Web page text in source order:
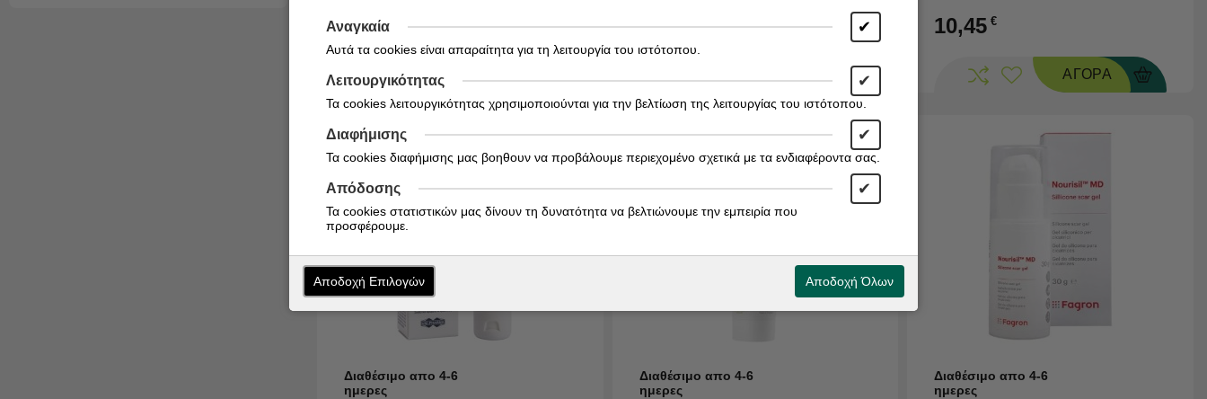
13,81 16,92 10,45 €
ΑΓΟΡΑ
Διαθέσιμο απο 4-6
ημερες
Διαθέσιμο απο 4-6
ημερες
Διαθέσιμο απο 4-6
ημερες
Αναγκαία ✔
Αυτά τα cookies είναι απαραίτητα για τη λειτουργία του ιστότοπου.
Λειτουργικότητας ✔
Τα cookies λειτουργικότητας χρησιμοποιούνται για την βελτίωση της λειτουργίας του ιστότοπου.
Διαφήμισης ✔
Τα cookies διαφήμισης μας βοηθουν να προβάλουμε περιεχομένο σχετικά με τα ενδιαφέροντα σας.
Απόδοσης ✔
Τα cookies στατιστικών μας δίνουν τη δυνατότητα να βελτιώνουμε την εμπειρία που
προσφέρουμε.
Αποδοχή Επιλογών Αποδοχή Όλων